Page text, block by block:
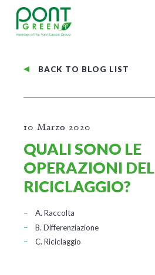
BACK TO BLOG LIST
10 Marzo 2020
QUALI SONO LE
OPERAZIONI DEL
RICICLAGGIO?
A. Raccolta
B. Differenziazione
C. Riciclaggio